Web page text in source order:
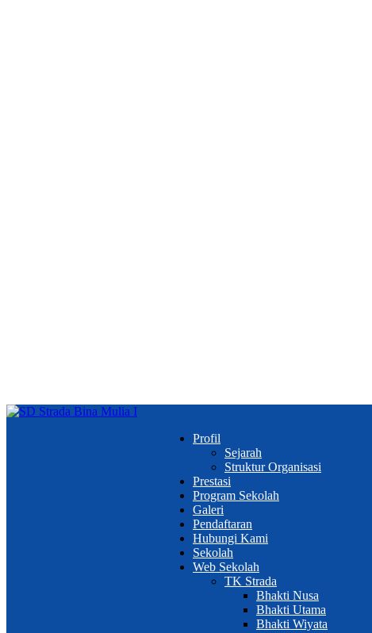
Profil
Sejarah
Struktur Organisasi
Prestasi
Program Sekolah
Galeri
Pendaftaran
Hubungi Kami
Sekolah
Web Sekolah
TK Strada
Bhakti Nusa
Bhakti Utama
Bhakti Wiyata